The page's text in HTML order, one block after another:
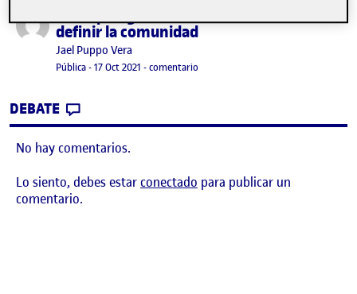
Antropología del diseño – PEC 2 – Fase 1 :
definir la comunidad
Publicado por
Jael Puppo Vera
Visibilidad:
Pública-Fecha de publicación
17 Oct 2021 -comentario
DEBATE
No hay comentarios.
Lo siento, debes estarconectado para publicar un
comentario.